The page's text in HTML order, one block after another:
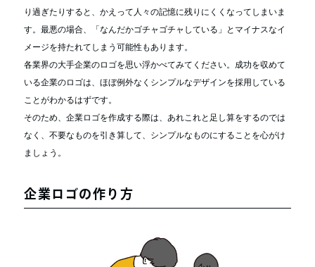
り過ぎたりすると、かえって人々の記憶に残りにくくなってしまいま
す。最悪の場合、「なんだかゴチャゴチャしている」とマイナスなイ
メージを持たれてしまう可能性もあります。
各業界の大手企業のロゴを思い浮かべてみてください。成功を収めて
いる企業のロゴは、ほぼ例外なくシンプルなデザインを採用している
ことがわかるはずです。
そのため、企業ロゴを作成する際は、あれこれと足し算をするのでは
なく、不要なものを引き算して、シンプルなものにすることを心がけ
ましょう。
企業ロゴの作り方